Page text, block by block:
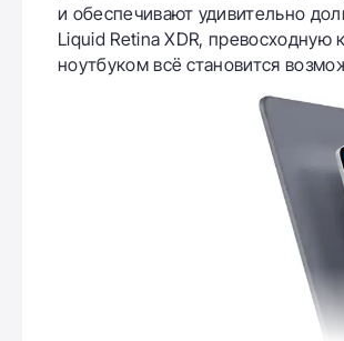
и обеспечивают удивительно
Liquid Retina XDR,
ноутбуком всё становится